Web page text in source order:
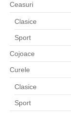
Ceasuri
Clasice
Sport
Cojoace
Curele
Clasice
Sport